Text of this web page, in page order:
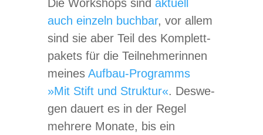
Die Work­shops sind aktu­ell
auch ein­zeln buch­bar, vor allem
sind sie aber Teil des Kom­plett­
pa­kets für die Teil­neh­me­rin­nen
mei­nes Auf­bau-Pro­gramms
»Mit Stift und Struk­tur«. Des­we­
gen dau­ert es in der Regel
meh­rere Monate, bis ein